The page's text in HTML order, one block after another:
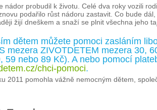
nádor probudil k životu. Celé dva roky vozili
podařilo růst nádoru zastavit. Co bude
žijí dneškem a snaží se plnit všechna jeho
dětem můžete pomoci zasláním
mezera ZIVOTDETEM mezera 30,
59 nebo 89 Kč). A nebo pomocí
chci-pomoci.
2011 pomohla vážně nemocným dětem,